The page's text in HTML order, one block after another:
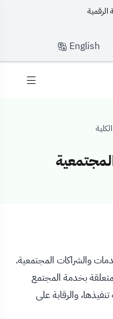
English
والشراكات المجتمعية.
بخدمة المجتمع
والرقابة على